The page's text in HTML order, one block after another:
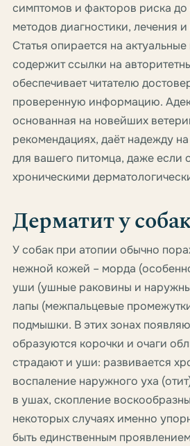
симптомов и факторов риска
методов диагностики, лечения
Статья опирается на
содержит ссылки на
обеспечивает читателю
проверенную информацию.
основанная на новейших
рекомендациях, даёт надежду
для вашего питомца, даже если
хроническими
Дерматит у
У собак при атопии обычно
нежной кожей – морда
уши (ушные раковины и
лапы (межпальцевые
подмышки. В этих зонах
образуются корочки и очаги
страдают и уши: развивается
воспаление наружного уха
в ушах, скопление
некоторых случаях именно
быть единственным